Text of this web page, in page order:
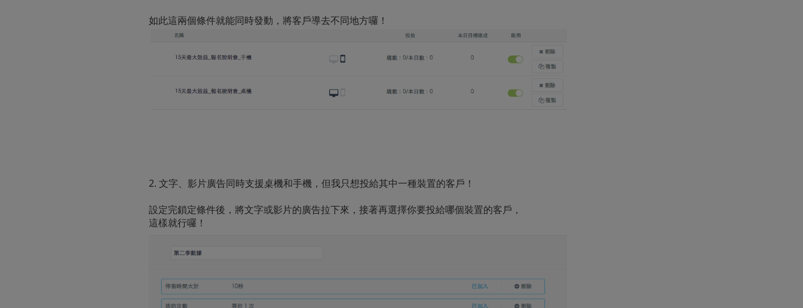
如此這兩個條件就能同時發動，將客戶導去不同地方囉！
2. 文字、影片廣告同時支援桌機和手機，但我只想投給其中一種裝置的客戶！
設定完鎖定條件後，將文字或影片的廣告拉下來，接著再選擇你要投給哪個裝置的客戶，
這樣就行囉！